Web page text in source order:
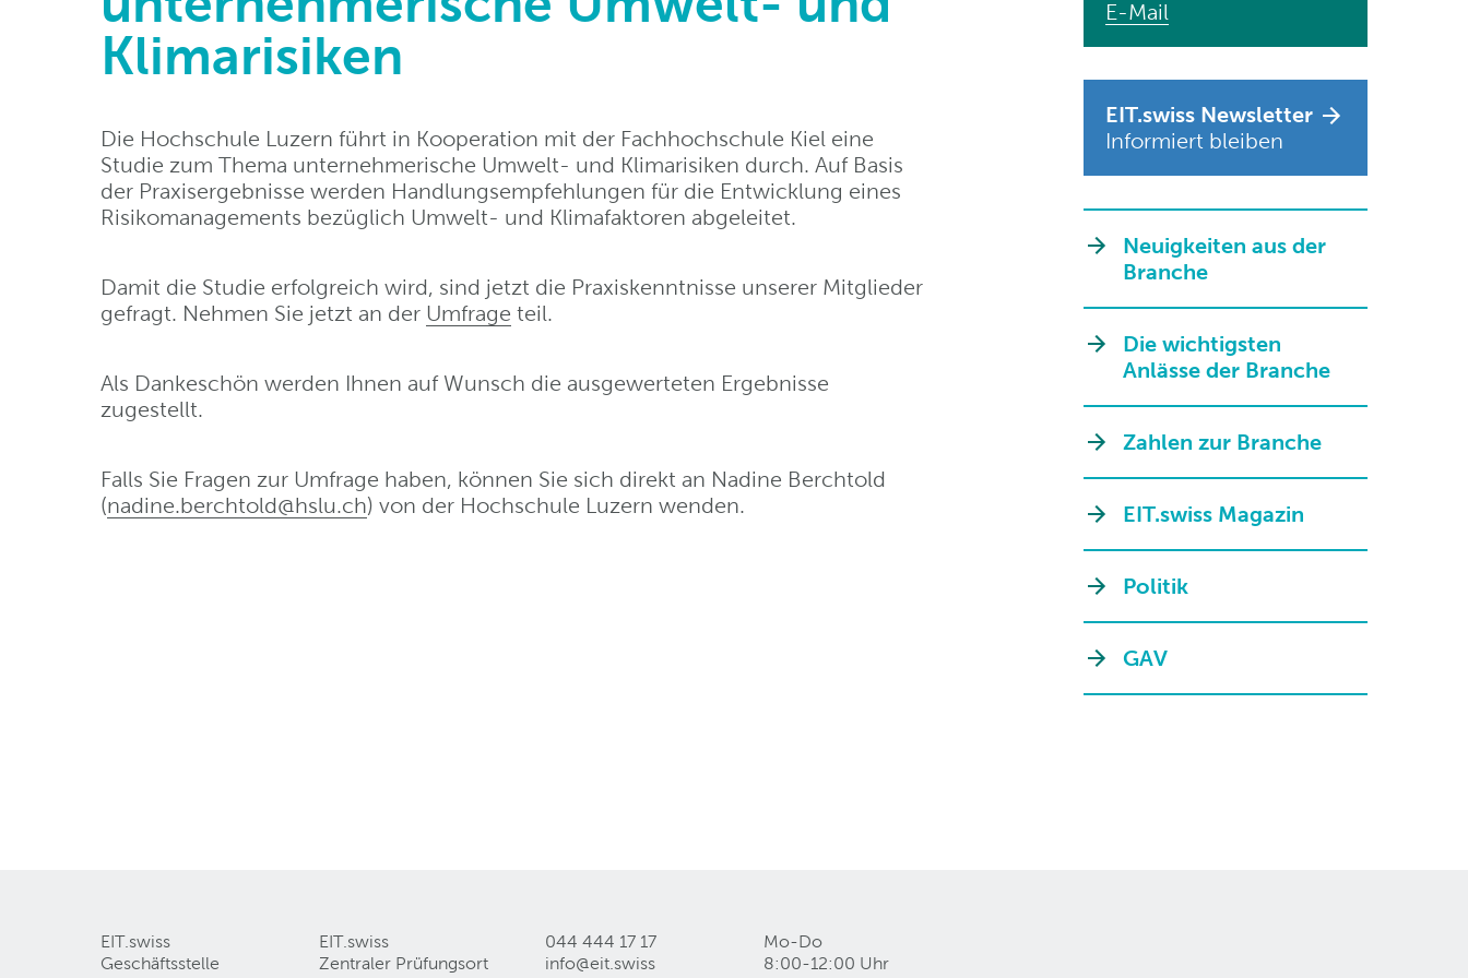
Klimarisiken
Die Hochschule Luzern führt in Kooperation mit der Fachhochschule Kiel eine
Studie zum Thema unternehmerische Umwelt- und Klimarisiken durch. Auf Basis
der Praxisergebnisse werden Handlungsempfehlungen für die Entwicklung eines
Risikomanagements bezüglich Umwelt- und Klimafaktoren abgeleitet.
Damit die Studie erfolgreich wird, sind jetzt die Praxiskenntnisse unserer Mitglieder
gefragt. Nehmen Sie jetzt an der Umfrage teil.
Als Dankeschön werden Ihnen auf Wunsch die ausgewerteten Ergebnisse
zugestellt.
Falls Sie Fragen zur Umfrage haben, können Sie sich direkt an Nadine Berchtold
(nadine.berchtold@hslu.ch) von der Hochschule Luzern wenden.
E-Mail
EIT.swiss Newsletter
Informiert bleiben
Neuigkeiten aus der
Branche
Die wichtigsten
Anlässe der Branche
Zahlen zur Branche
EIT.swiss Magazin
Politik
GAV
EIT.swiss
Geschäftsstelle
EIT.swiss
Zentraler Prüfungsort
044 444 17 17
info@eit swiss
Mo-Do
8:00-12:00 Uhr